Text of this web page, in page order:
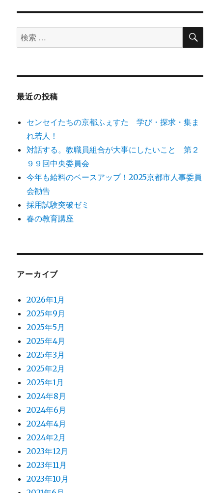
ン
検
索
象:
検
最近の投稿
センセイたちの京都ふぇすた 学び・探求・集ま
れ若人！
対話する。教職員組合が大事にしたいこと 第２
９９回中央委員会
今年も給料のベースアップ！2025京都市人事委員
会勧告
採用試験突破ゼミ
春の教育講座
アーカイブ
2026年1月
2025年9月
2025年5月
2025年4月
2025年3月
2025年2月
2025年1月
2024年8月
2024年6月
2024年4月
2024年2月
2023年12月
2023年11月
2023年10月